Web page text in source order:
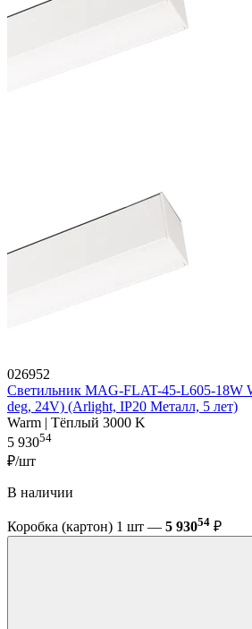
026952
Светильник MAG-FLAT-45-L605-18W
deg, 24V) (Arlight, IP20 Металл, 5 лет)
Warm | Тёплый 3000 K
5 93054
₽/шт
В наличии
Коробка (картон) 1 шт — 5 93054 ₽